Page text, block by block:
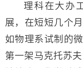
理科在大办
展，在短短几个
如物理系试制的
第一架马克托苏